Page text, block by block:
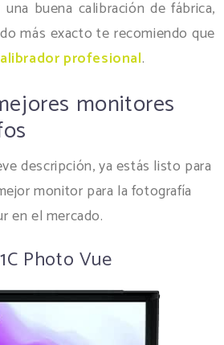
buena calibración de fábrica,
más exacto te recomiendo que
profesional.
monitores
descripción, ya estás listo para
monitor para la fotografía
en el mercado.
Photo Vue